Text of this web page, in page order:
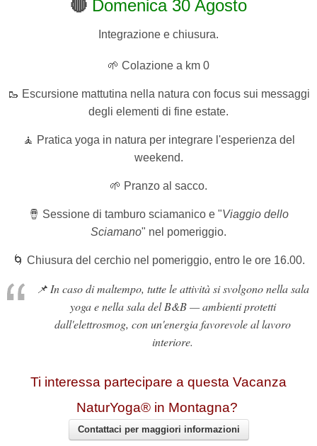
🔴 Domenica 30 Agosto
Integrazione e chiusura.
🌱 Colazione a km 0
🥾 Escursione mattutina nella natura con focus sui messaggi
degli elementi di fine estate.
🧘 Pratica yoga in natura per integrare l'esperienza del
weekend.
🌱 Pranzo al sacco.
🪘 Sessione di tamburo sciamanico e "Viaggio dello
Sciamano" nel pomeriggio.
🌀 Chiusura del cerchio nel pomeriggio, entro le ore 16.00.
📌 In caso di maltempo, tutte le attività si svolgono nella sala
yoga e nella sala del B&B — ambienti protetti
dall'elettrosmog, con un'energia favorevole al lavoro
interiore.
Ti interessa partecipare a questa Vacanza
NaturYoga® in Montagna?
Contattaci per maggiori informazioni